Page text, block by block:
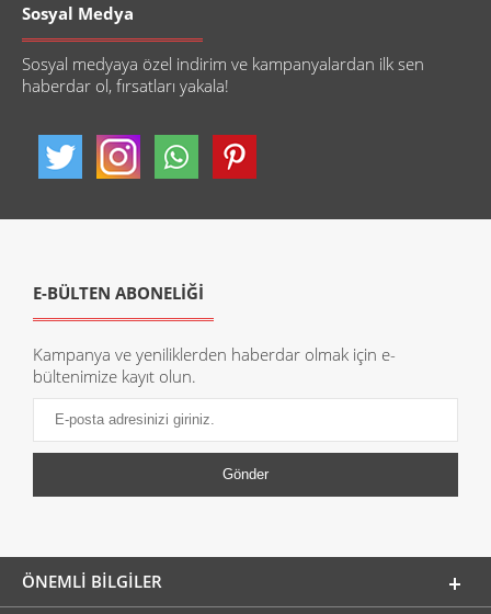
Sosyal Medya
Sosyal medyaya özel indirim ve kampanyalardan ilk sen
haberdar ol, fırsatları yakala!
E-BÜLTEN ABONELİĞİ
Kampanya ve yeniliklerden haberdar olmak için e-
bültenimize kayıt olun.
ÖNEMLI BILGILER